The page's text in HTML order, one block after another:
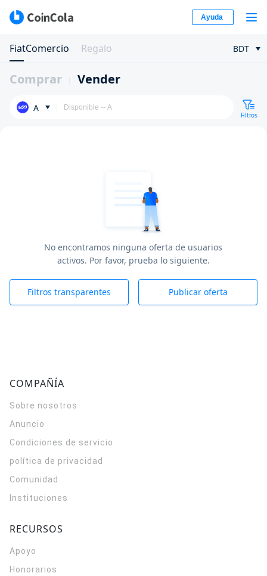
Ayuda
FiatComercio Regalo BDT
Comprar Vender
A
Filtros
No encontramos ninguna oferta de usuarios
activos. Por favor, prueba lo siguiente.
Filtros transparentes Publicar oferta
COMPAÑÍA
Sobre nosotros
Anuncio
Condiciones de servicio
política de privacidad
Comunidad
Instituciones
RECURSOS
Apoyo
Honorarios